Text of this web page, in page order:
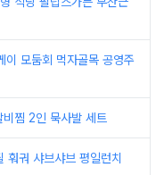
이 모둠회 먹자골목 공영주
찜 2인 묵사발 세트
궈 샤브샤브 평일런치